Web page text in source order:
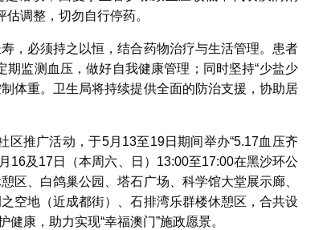
调整，切勿自行停药。
，必须持之以恒，结合药物治疗与生活管理。患者
期监测血压，做好自我健康管理；同时坚持“少盐少
体重。卫生局将持续提供全面的防治支援，协助居
区推广活动，于5月13至19日期间举办“5.17血压齐
16及17日（本周六、日）13:00至17:00在黑沙环公
区、白鸽巢公园、塔石广场、科学馆大堂展示廊、
空地（近成都街）、石排湾乐群楼休憩区，合共设
康，助力实现“幸福澳门”施政愿景。